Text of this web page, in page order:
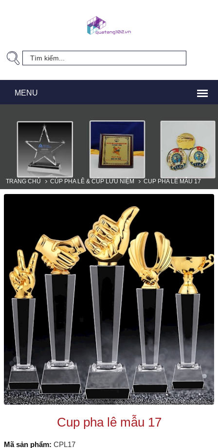
TRANG CHỦ CÚP PHA LÊ & CÚP LƯU NIỆM CUP PHA LÊ MẪU 17
Cup pha lê mẫu 17
Mã sản phẩm: CPL17